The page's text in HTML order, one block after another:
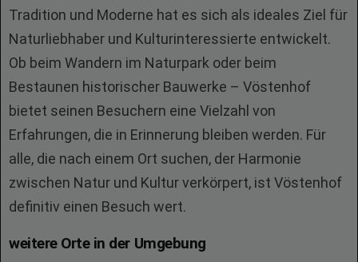
Tradition und Moderne hat es sich als ideales Ziel für
Naturliebhaber und Kulturinteressierte entwickelt.
Ob beim Wandern im Naturpark oder beim
Bestaunen historischer Bauwerke – Vöstenhof
bietet seinen Besuchern eine Vielzahl von
Erfahrungen, die in Erinnerung bleiben werden. Für
alle, die nach einem Ort suchen, der Harmonie
zwischen Natur und Kultur verkörpert, ist Vöstenhof
definitiv einen Besuch wert.
weitere Orte in der Umgebung